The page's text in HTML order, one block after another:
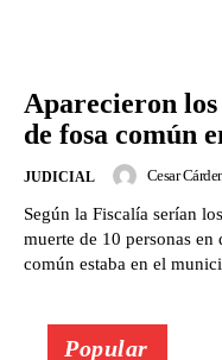
Aparecieron los
de fosa común
JUDICIAL Cesar
Según la Fiscalía serían
muerte de 10 personas en
común estaba en el
Popular